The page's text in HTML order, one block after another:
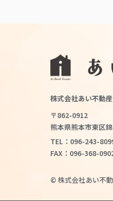
株式会社あい不動産
〒862-0912
熊本県熊本市東区
TEL：096-243-
FAX：096-368-
© 株式会社あい不